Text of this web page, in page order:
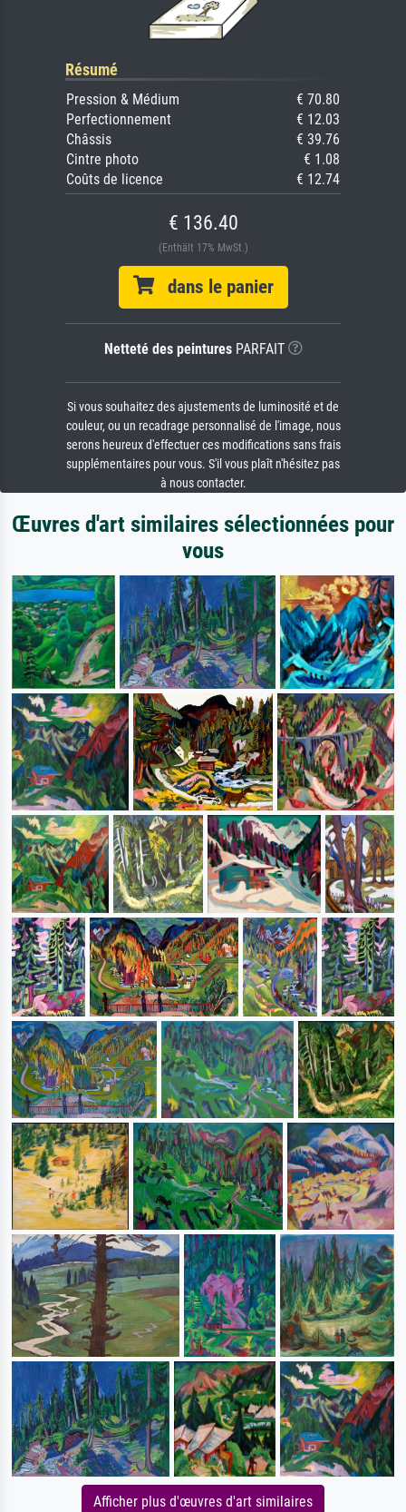
Résumé
Pression & Médium
€ 70.80
Perfectionnement
€ 12.03
Châssis
€ 39.76
Cintre photo
€ 1.08
Coûts de licence
€ 12.74
€ 136.40
(Enthält 17% MwSt.)
dans le panier
Netteté des peinturesPARFAIT
Si vous souhaitez des ajustements de luminosité et de
couleur, ou un recadrage personnalisé de l'image, nous
serons heureux d'effectuer ces modifications sans frais
supplémentaires pour vous. S'il vous plaît n'hésitez pas
à nous contacter.
Œuvres d'art similaires sélectionnées pour
vous
Afficher plus d'œuvres d'art similaires